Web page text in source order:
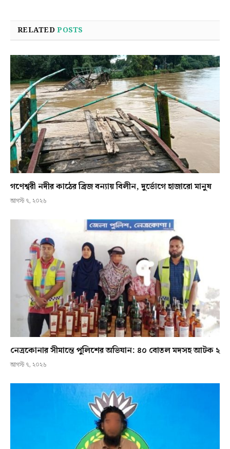
RELATEDPOSTS
গণেশ্বরী নদীর কাঠের ব্রিজ বন্যায় বিলীন, দুর্ভোগে হাজারো মানুষ
আগস্ট ৭, ২০২৬
নেত্রকোনার সীমান্তে পুলিশের অভিযান: ৪০ বোতল মদসহ আটক ২
আগস্ট ৭, ২০২৬